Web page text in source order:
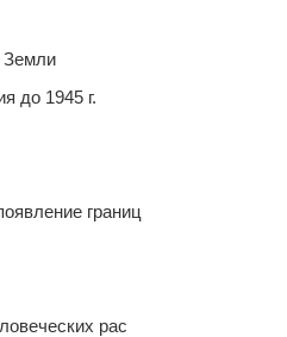
Земли
до 1945 г.
границ
рас